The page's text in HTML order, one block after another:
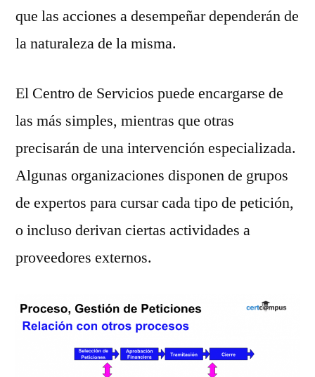
que las acciones a desempeñar dependerán de
la naturaleza de la misma.
El Centro de Servicios puede encargarse de
las más simples, mientras que otras
precisarán de una intervención especializada.
Algunas organizaciones disponen de grupos
de expertos para cursar cada tipo de petición,
o incluso derivan ciertas actividades a
proveedores externos.